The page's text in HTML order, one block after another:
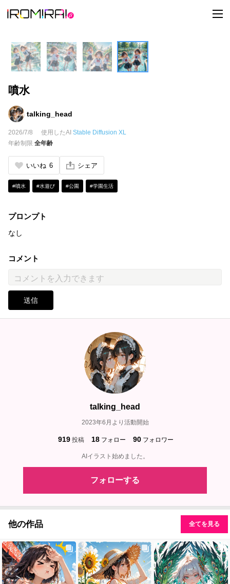
t
o
噴水
talking_head
2026/7/8 使用したAI Stable Diffusion XL
年齢制限 全年齢
いいね 6 シェア
#噴水 #水遊び #公園 #学園生活
プロンプト
なし
コメント
送信
talking_head
2023年6月より活動開始
919 投稿 18 フォロー 90 フォロワー
AIイラスト始めました。
フォローする
他の作品 全てを見る